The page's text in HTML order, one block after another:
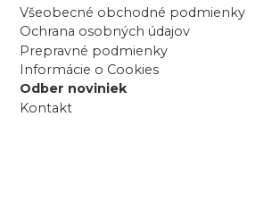
Všeobecné obchodné podmienky
Ochrana osobných údajov
Prepravné podmienky
Informácie o Cookies
Odber noviniek
Kontakt